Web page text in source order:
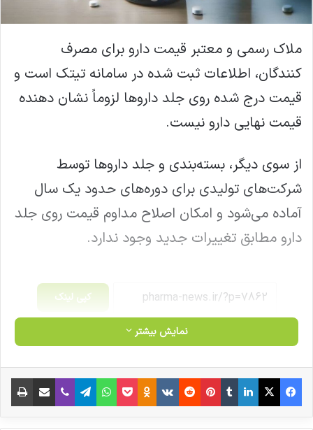
ملاک رسمی و معتبر قیمت دارو برای مصرف‌
کنندگان، اطلاعات ثبت‌ شده در سامانه تیتک است و
قیمت درج‌ شده روی جلد داروها لزوماً نشان‌ دهنده
قیمت نهایی دارو نیست.
از سوی دیگر، بسته‌بندی و جلد داروها توسط
شرکت‌های تولیدی برای دوره‌های حدود یک سال
آماده می‌شود و امکان اصلاح مداوم قیمت روی جلد
دارو مطابق تغییرات جدید وجود ندارد.
کپی لینک
نمایش بیشتر
فیس بوک X لینکدین ‫تامبلر ‫پین‌ترست ‫رددیت ‫VKontakte
‫Odnoklassniki پاکت واتس آپ تلگرام وایبر اشتراک گذاری از طریق ایمیل